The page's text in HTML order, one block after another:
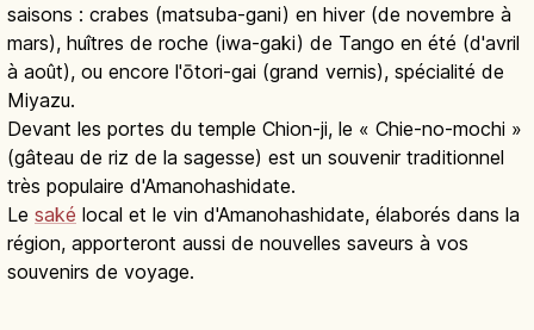
saisons : crabes (matsuba-gani) en hiver (de novembre à
mars), huîtres de roche (iwa-gaki) de Tango en été (d'avril
à août), ou encore l'ōtori-gai (grand vernis), spécialité de
Miyazu.
Devant les portes du temple Chion-ji, le « Chie-no-mochi »
(gâteau de riz de la sagesse) est un souvenir traditionnel
très populaire d'Amanohashidate.
Le saké local et le vin d'Amanohashidate, élaborés dans la
région, apporteront aussi de nouvelles saveurs à vos
souvenirs de voyage.